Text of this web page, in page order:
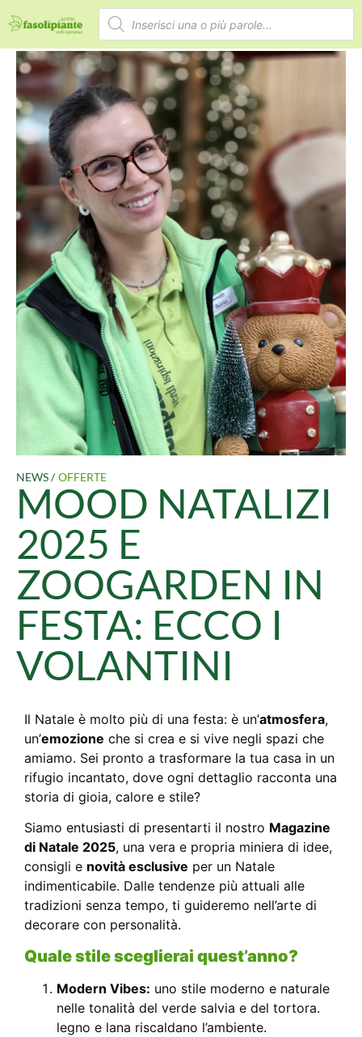
NEWS / OFFERTE
MOOD NATALIZI
2025 E
ZOOGARDEN IN
FESTA: ECCO I
VOLANTINI
Il Natale è molto più di una festa: è un’atmosfera,
un’emozione che si crea e si vive negli spazi che
amiamo. Sei pronto a trasformare la tua casa in un
rifugio incantato, dove ogni dettaglio racconta una
storia di gioia, calore e stile?
Siamo entusiasti di presentarti il nostro Magazine
di Natale 2025, una vera e propria miniera di idee,
consigli e novità esclusive per un Natale
indimenticabile. Dalle tendenze più attuali alle
tradizioni senza tempo, ti guideremo nell’arte di
decorare con personalità.
Quale stile sceglierai quest’anno?
Modern Vibes: uno stile moderno e naturale
nelle tonalità del verde salvia e del tortora.
legno e lana riscaldano l’ambiente.